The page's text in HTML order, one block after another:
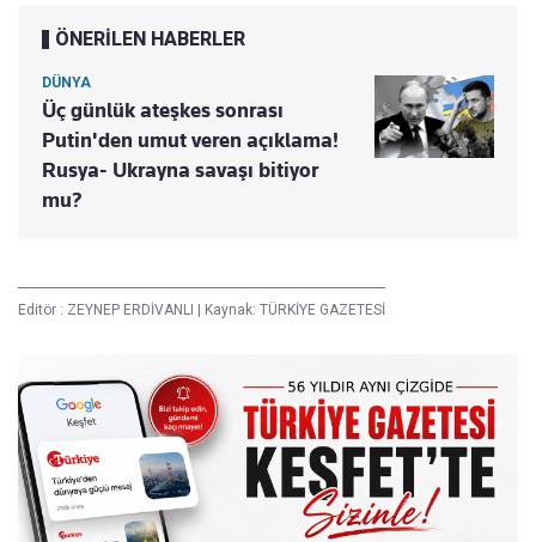
ÖNERİLEN HABERLER
DÜNYA
Üç günlük ateşkes sonrası
Putin'den umut veren açıklama!
Rusya- Ukrayna savaşı bitiyor
mu?
Editör : ZEYNEP ERDİVANLI Kaynak: TÜRKİYE GAZETESİ